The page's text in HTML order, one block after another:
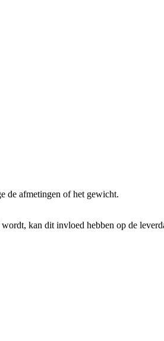
de afmetingen of het gewicht.
kan dit invloed hebben op de